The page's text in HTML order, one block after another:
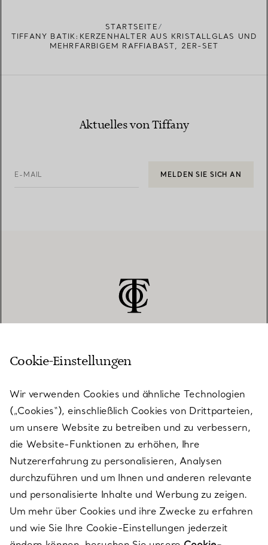
STARTSEITE
TIFFANY BATIK:KERZENHALTER AUS KRISTALLGLAS UND
MEHRFARBIGEM RAFFIABAST, 2ER-SET
Aktuelles von Tiffany
E-MAIL MELDEN SIE SICH AN
KUNDENSERVICE
SERVICES
ÜBER TIFFANY & CO.
RECHTLICHE HINWEISE
Cookie-Einstellungen
Wir verwenden Cookies und ähnliche Technologien
(„Cookies“), einschließlich Cookies von Drittparteien,
um unsere Website zu betreiben und zu verbessern,
die Website-Funktionen zu erhöhen, Ihre
Nutzererfahrung zu personalisieren, Analysen
durchzuführen und um Ihnen und anderen relevante
und personalisierte Inhalte und Werbung zu zeigen.
Um mehr über Cookies und ihre Zwecke zu erfahren
und wie Sie Ihre Cookie-Einstellungen jederzeit